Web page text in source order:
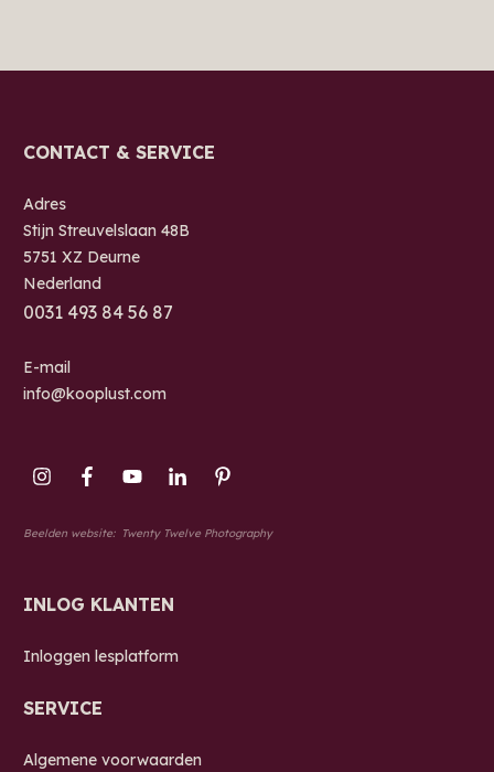
CONTACT & SERVICE
Adres
Stijn Streuvelslaan 48B
5751 XZ Deurne
Nederland
0031 493 84 56 87
E-mail
info@kooplust.com
Beelden website: Twenty Twelve Photography
INLOG KLANTEN
Inloggen lesplatform
SERVICE
Algemene voorwaarden